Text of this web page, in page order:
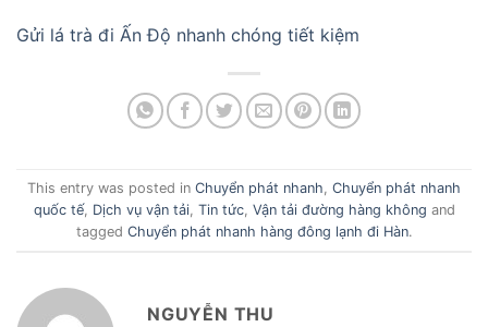
Gửi lá trà đi Ấn Độ nhanh chóng tiết kiệm
This entry was posted in Chuyển phát nhanh Chuyển phát nhanh
quốc tế, Dịch vụ vận tải, Tin tức, Vận tải đường hàng không and
tagged Chuyển phát nhanh hàng đông lạnh đi Hàn.
NGUYỄN THU